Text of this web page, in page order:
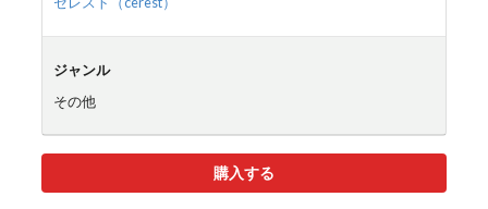
ジャンル
その他
購入する